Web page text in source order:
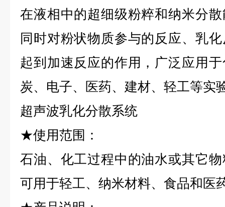
在液相中的超细级粉粹和纳米分
同时对粉状物质参与的反应、乳
起到加速反应的作用，广泛应用
炭、电子、医药、建材、轻工等实
超声波乳化分散系统
★使用范围：
石油、化工过程中的油水或其它
可用于轻工、纳米材料、食品和医